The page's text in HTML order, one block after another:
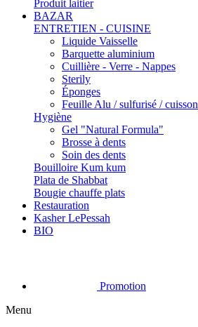
Produit laitier
BAZAR
ENTRETIEN - CUISINE
Liquide Vaisselle
Barquette aluminium
Cuillière - Verre - Nappes
Sterily
Éponges
Feuille Alu / sulfurisé / cuisson
Hygiène
Gel "Natural Formula"
Brosse à dents
Soin des dents
Bouilloire Kum kum
Plata de Shabbat
Bougie chauffe plats
Restauration
Kasher LePessah
BIO
Promotion
Menu